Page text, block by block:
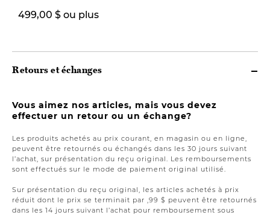
499,00 $ ou plus
Retours et échanges
Vous aimez nos articles, mais vous devez
effectuer un retour ou un échange?
Les produits achetés au prix courant, en magasin ou en ligne,
peuvent être retournés ou échangés dans les 30 jours suivant
l’achat, sur présentation du reçu original. Les remboursements
sont effectués sur le mode de paiement original utilisé.
Sur présentation du reçu original, les articles achetés à prix
réduit dont le prix se terminait par ,99 $ peuvent être retournés
dans les 14 jours suivant l’achat pour remboursement sous